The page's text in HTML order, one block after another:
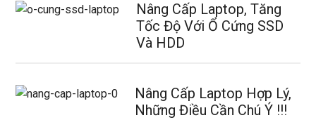
Nâng Cấp Laptop, Tăng
Tốc Độ Với Ổ Cứng SSD
Và HDD
Nâng Cấp Laptop Hợp Lý,
Những Điều Cần Chú Ý !!!